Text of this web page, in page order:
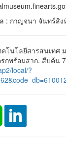
: กาญจนา จันทร์สิง
โนโลยีสารสนเทศ
กพร้อมสาก. สืบค้น
local/?